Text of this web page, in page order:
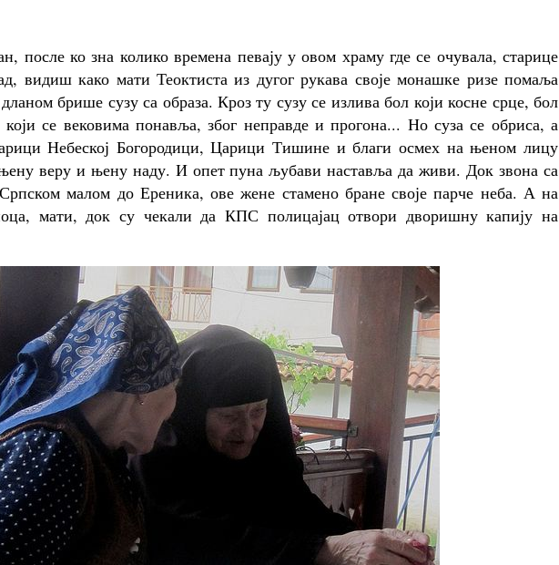
после ко зна колико времена певају у овом храму где се очувала, старице
видиш како мати Теоктиста из дугог рукава своје монашке ризе помаља
брише сузу са образа. Кроз ту сузу се излива бол који косне срце, бол
који се вековима понавља, због неправде и прогона... Но суза се обриса, а
Небеској Богородици, Царици Тишине и благи осмех на њеном лицу
веру и њену наду. И опет пуна љубави наставља да живи. Док звона са
малом до Ереника, ове жене стамено бране своје парче неба. А на
мати, док су чекали да КПС полицајац отвори дворишну капију на